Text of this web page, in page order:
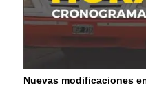
Nuevas modificaciones